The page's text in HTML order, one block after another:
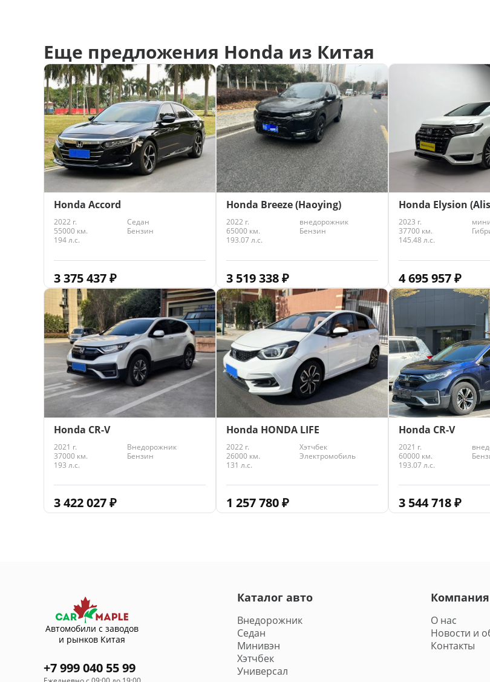
Еще предложения Honda из Китая
Honda Accord
2022 г.
Седан
55000 км.
Бензин
194 л.с.
3 375 437₽
Honda Breeze (Haoying)
2022 г.
внедорожник
65000 км.
Бензин
193.07 л.с.
3 519 338₽
Honda Elysion
2023 г.
37700 км.
145.48 л.с.
4 695 957₽
Honda CR-V
2021 г.
Внедорожник
37000 км.
Бензин
193 л.с.
3 422 027₽
Honda HONDA LIFE
2022 г.
Хэтчбек
26000 км.
Электромобиль
131 л.с.
1 257 780₽
Honda CR-V
2021 г.
60000 км.
193.07 л.с.
3 544 718₽
Автомобили с заводов
и рынков Китая
+7 999 040 55 99
Каталог авто
Внедорожник
Седан
Минивэн
Хэтчбек
Универсал
Компания
О нас
Новости и
Контакты